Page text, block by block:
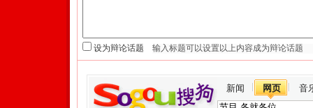
设为辩论话题
新闻 网页 音